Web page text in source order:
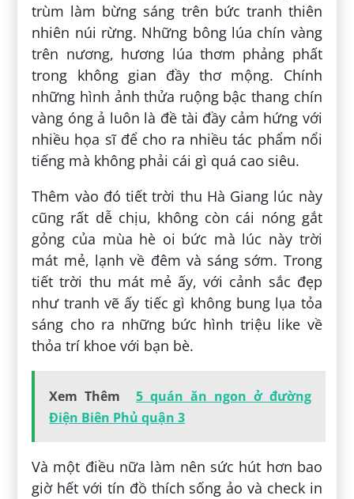
trùm làm bừng sáng trên bức tranh thiên
nhiên núi rừng. Những bông lúa chín vàng
trên nương, hương lúa thơm phảng phất
trong không gian đầy thơ mộng. Chính
những hình ảnh thửa ruộng bậc thang chín
vàng óng ả luôn là đề tài đầy cảm hứng với
nhiều họa sĩ để cho ra nhiều tác phẩm nổi
tiếng mà không phải cái gì quá cao siêu.
Thêm vào đó tiết trời thu Hà Giang lúc này
cũng rất dễ chịu, không còn cái nóng gắt
gỏng của mùa hè oi bức mà lúc này trời
mát mẻ, lạnh về đêm và sáng sớm. Trong
tiết trời thu mát mẻ ấy, với cảnh sắc đẹp
như tranh vẽ ấy tiếc gì không bung lụa tỏa
sáng cho ra những bức hình triệu like về
thỏa trí khoe với bạn bè.
Xem Thêm
5 quán ăn ngon ở đường
Điện Biên Phủ quận 3
Và một điều nữa làm nên sức hút hơn bao
giờ hết với tín đồ thích sống ảo và check in